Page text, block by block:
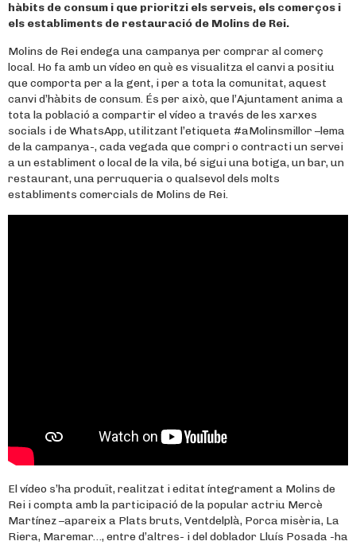
hàbits de consum i que prioritzi els serveis, els comerços i
els establiments de restauració de Molins de Rei.
Molins de Rei endega una campanya per comprar al comerç
local. Ho fa amb un vídeo en què es visualitza el canvi a positiu
que comporta per a la gent, i per a tota la comunitat, aquest
canvi d’hàbits de consum. És per això, que l’Ajuntament anima a
tota la població a compartir el vídeo a través de les xarxes
socials i de WhatsApp, utilitzant l’etiqueta #aMolinsmillor –lema
de la campanya-, cada vegada que compri o contracti un servei
a un establiment o local de la vila, bé sigui una botiga, un bar, un
restaurant, una perruqueria o qualsevol dels molts
establiments comercials de Molins de Rei.
El vídeo s’ha produït, realitzat i editat íntegrament a Molins de
Rei i compta amb la participació de la popular actriu Mercè
Martínez –apareix a Plats bruts, Ventdelplà, Porca misèria, La
Riera, Maremar…, entre d’altres- i del doblador Lluís Posada -ha